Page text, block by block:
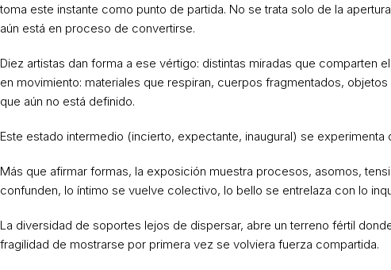
toma este instante como punto de partida. No se trata solo de la
aún está en proceso de convertirse.
Diez artistas dan forma a ese vértigo: distintas miradas que
en movimiento: materiales que respiran, cuerpos fragmentados,
que aún no está definido.
Este estado intermedio (incierto, expectante, inaugural) se experimenta
Más que afirmar formas, la exposición muestra procesos, asomos,
confunden, lo íntimo se vuelve colectivo, lo bello se entrelaza con lo
La diversidad de soportes lejos de dispersar, abre un terreno fértil
fragilidad de mostrarse por primera vez se volviera fuerza compartida.